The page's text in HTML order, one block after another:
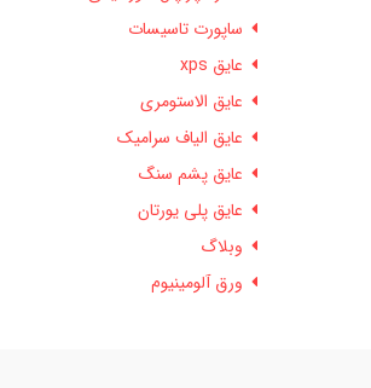
ساپورت تاسیسات
عایق xps
عایق الاستومری
عایق الیاف سرامیک
عایق پشم سنگ
عایق پلی یورتان
وبلاگ
ورق آلومینیوم